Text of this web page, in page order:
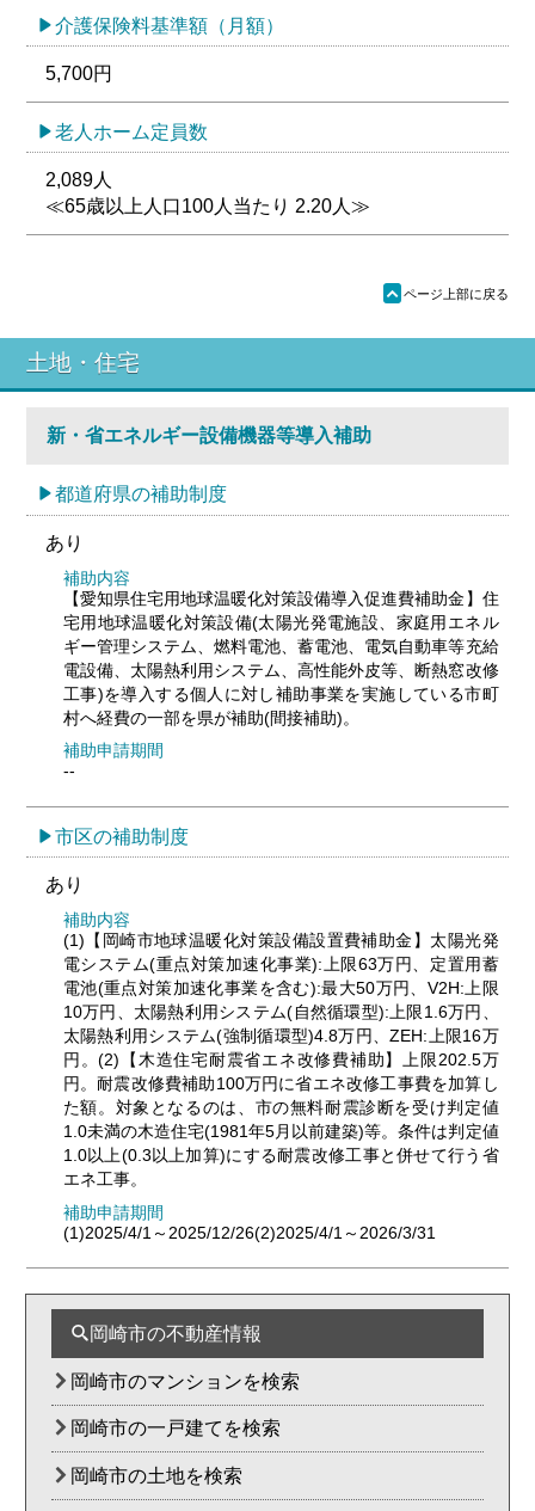
介護保険料基準額（月額）
5,700円
老人ホーム定員数
2,089人
≪65歳以上人口100人当たり 2.20人≫
ü ページ上部に戻る
土地・住宅
新・省エネルギー設備機器等導入補助
都道府県の補助制度
あり
補助内容
【愛知県住宅用地球温暖化対策設備導入促進費補助金】住
宅用地球温暖化対策設備(太陽光発電施設、家庭用エネル
ギー管理システム、燃料電池、蓄電池、電気自動車等充給
電設備、太陽熱利用システム、高性能外皮等、断熱窓改修
工事)を導入する個人に対し補助事業を実施している市町
村へ経費の一部を県が補助(間接補助)。
補助申請期間
--
市区の補助制度
あり
補助内容
(1)【岡崎市地球温暖化対策設備設置費補助金】太陽光発
電システム(重点対策加速化事業):上限63万円、定置用蓄
電池(重点対策加速化事業を含む):最大50万円、V2H:上限
10万円、太陽熱利用システム(自然循環型):上限1.6万円、
太陽熱利用システム(強制循環型)4.8万円、ZEH:上限16万
円。(2)【木造住宅耐震省エネ改修費補助】上限202.5万
円。耐震改修費補助100万円に省エネ改修工事費を加算し
た額。対象となるのは、市の無料耐震診断を受け判定値
1.0未満の木造住宅(1981年5月以前建築)等。条件は判定値
1.0以上(0.3以上加算)にする耐震改修工事と併せて行う省
エネ工事。
補助申請期間
(1)2025/4/1～2025/12/26(2)2025/4/1～2026/3/31
岡崎市の不動産情報
岡崎市のマンションを検索
岡崎市の一戸建てを検索
岡崎市の土地を検索